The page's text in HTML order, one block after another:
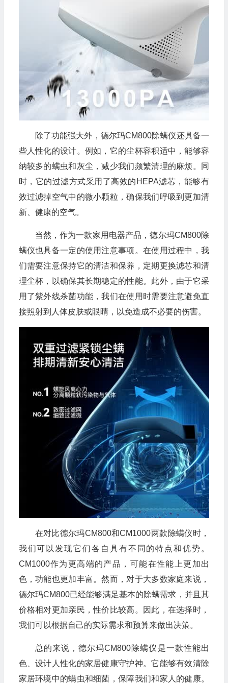
除了功能强大外，德尔玛CM800除螨仪还具备一
些人性化的设计。例如，它的尘杯容积适中，能够容
纳较多的螨虫和灰尘，减少我们频繁清理的麻烦。同
时，它的过滤方式采用了高效的HEPA滤芯，能够有
效过滤掉空气中的微小颗粒，确保我们呼吸到更加清
新、健康的空气。
当然，作为一款家用电器产品，德尔玛CM800除
螨仪也具备一定的使用注意事项。在使用过程中，我
们需要注意保持它的清洁和保养，定期更换滤芯和清
理尘杯，以确保其长期稳定的性能。此外，由于它采
用了紫外线杀菌功能，我们在使用时需要注意避免直
接照射到人体皮肤或眼睛，以免造成不必要的伤害。
在对比德尔玛CM800和CM1000两款除螨仪时，
我们可以发现它们各自具有不同的特点和优势。
CM1000作为更高端的产品，可能在性能上更加出
色，功能也更加丰富。然而，对于大多数家庭来说，
德尔玛CM800已经能够满足基本的除螨需求，并且其
价格相对更加亲民，性价比较高。因此，在选择时，
我们可以根据自己的实际需求和预算来做出决策。
总的来说，德尔玛CM800除螨仪是一款性能出
色、设计人性化的家居健康守护神。它能够有效清除
家居环境中的螨虫和细菌，保障我们和家人的健康。